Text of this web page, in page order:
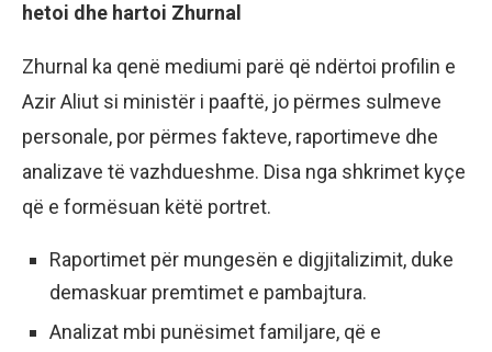
hetoi dhe hartoi Zhurnal
Zhurnal ka qenë mediumi parë që ndërtoi profilin e
Azir Aliut si ministër i paaftë, jo përmes sulmeve
personale, por përmes fakteve, raportimeve dhe
analizave të vazhdueshme. Disa nga shkrimet kyçe
që e formësuan këtë portret.
Raportimet për mungesën e digjitalizimit, duke
demaskuar premtimet e pambajtura.
Analizat mbi punësimet familjare, që e